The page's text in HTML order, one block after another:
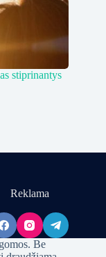
stiprinantys
Reklama
Be